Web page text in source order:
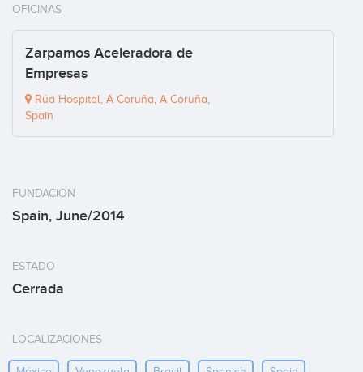
OFICINAS
Zarpamos Aceleradora de
Empresas
Rúa Hospital, A Coruña, A Coruña,
Spain
FUNDACION
Spain, June/2014
ESTADO
Cerrada
LOCALIZACIONES